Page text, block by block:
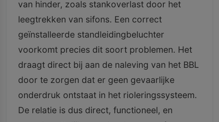
van hinder, zoals stankoverlast door het
leegtrekken van sifons. Een correct
geïnstalleerde standleidingbeluchter
voorkomt precies dit soort problemen. Het
draagt direct bij aan de naleving van het BBL
door te zorgen dat er geen gevaarlijke
onderdruk ontstaat in het rioleringssysteem.
De relatie is dus direct, functioneel, en